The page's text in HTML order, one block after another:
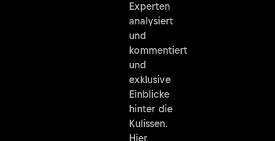
Experten
analysiert
und
kommentiert
und
exklusive
Einblicke
hinter die
Kulissen.
Hier